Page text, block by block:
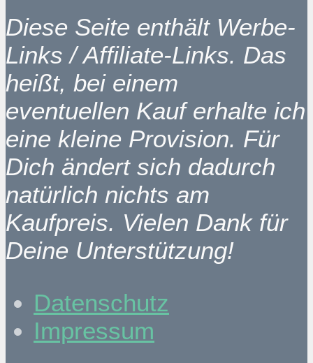
Diese Seite enthält Werbe-
Links / Affiliate-Links. Das
heißt, bei einem
eventuellen Kauf erhalte ich
eine kleine Provision. Für
Dich ändert sich dadurch
natürlich nichts am
Kaufpreis. Vielen Dank für
Deine Unterstützung!
Datenschutz
Impressum